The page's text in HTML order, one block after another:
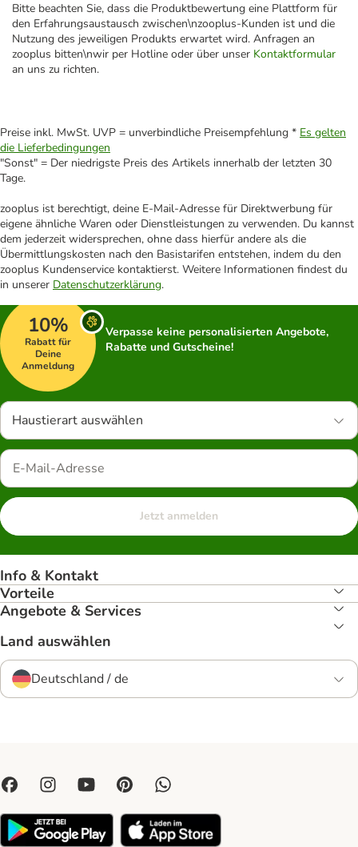
Bitte beachten Sie, dass die Produktbewertung eine Plattform für
den Erfahrungsaustausch zwischen\nzooplus-Kunden ist und die
Nutzung des jeweiligen Produkts erwartet wird. Anfragen an
zooplus bitten\nwir per Hotline oder über unser Kontaktformular
an uns zu richten.
Preise inkl. MwSt. UVP = unverbindliche Preisempfehlung * Es gelten
die Lieferbedingungen
"Sonst" = Der niedrigste Preis des Artikels innerhalb der letzten 30
Tage.
zooplus ist berechtigt, deine E-Mail-Adresse für Direktwerbung für
eigene ähnliche Waren oder Dienstleistungen zu verwenden. Du kannst
dem jederzeit widersprechen, ohne dass hierfür andere als die
Übermittlungskosten nach den Basistarifen entstehen, indem du den
zooplus Kundenservice kontaktierst. Weitere Informationen findest du
in unserer Datenschutzerklärung.
10%
Rabatt für
Deine
Anmeldung
Verpasse keine personalisierten Angebote,
Rabatte und Gutscheine!
Haustierart auswählen
Jetzt anmelden
Info & Kontakt
Vorteile
Angebote & Services
Land auswählen
Deutschland / de